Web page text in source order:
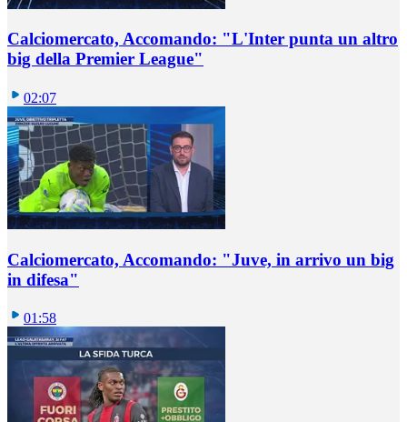
Calciomercato, Accomando: "L'Inter punta un altro
big della Premier League"
02:07
Calciomercato, Accomando: "Juve, in arrivo un big
in difesa"
01:58